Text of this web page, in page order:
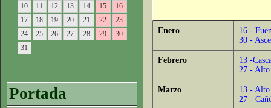
10
11 12 13 14 15
16
17
18 19 20 21 22
23
24
25 26 27 28 29
30
31
Portada
Enero 16 -
30 -
Febrero 13 -
27 - Alto
Marzo
13 - Alto
27 -